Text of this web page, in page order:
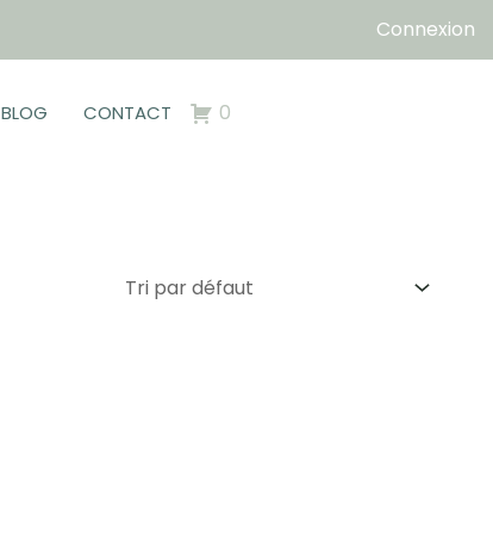
Connexion
BLOG CONTACT 0